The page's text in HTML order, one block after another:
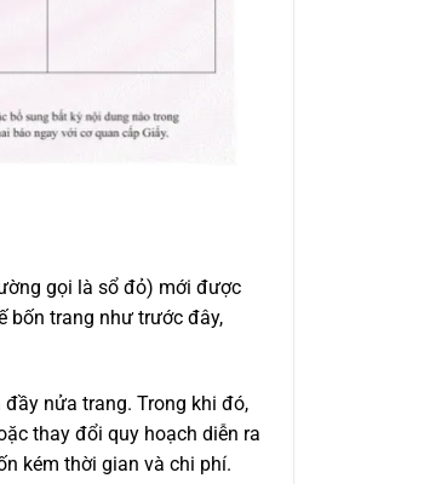
gọi là sổ đỏ) mới được
bốn trang như trước đây,
nửa trang. Trong khi đó,
thay đổi quy hoạch diễn ra
kém thời gian và chi phí.